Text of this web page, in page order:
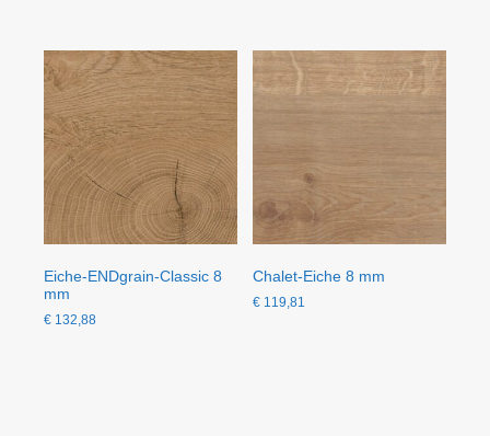
Eiche-ENDgrain-Classic 8
mm
€ 132,88
Chalet-Eiche 8 mm
€ 119,81